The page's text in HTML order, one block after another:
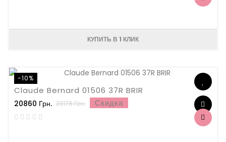
КУПИТЬ В 1 КЛИК
-10%
Claude Bernard 01506 37R BRIR
20860 Грн. 23178 Грн. Скидка